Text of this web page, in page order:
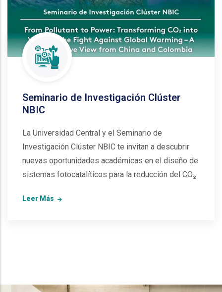
Seminario de Investigación Clúster
NBIC
La Universidad Central y el Seminario de
Investigación Clúster NBIC te invitan a descubrir
nuevas oportunidades académicas en el diseño de
sistemas fotocatalíticos para la reducción del CO₂
Leer Más